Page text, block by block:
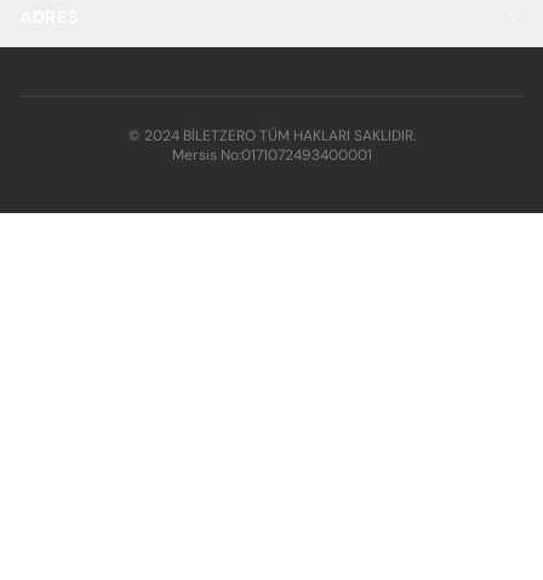
© 2024 BİLETZERO TÜM HAKLARI SAKLIDIR.
Mersis No:0171072493400001